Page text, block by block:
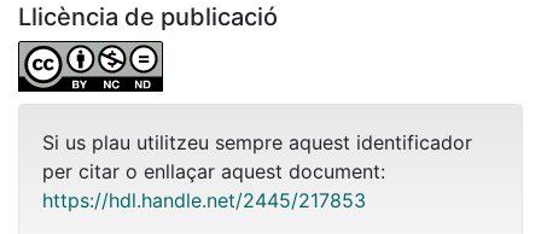
Llicència de publicació
Si us plau utilitzeu sempre aquest identificador
per citar o enllaçar aquest document:
https://hdl.handle.net/2445/217853